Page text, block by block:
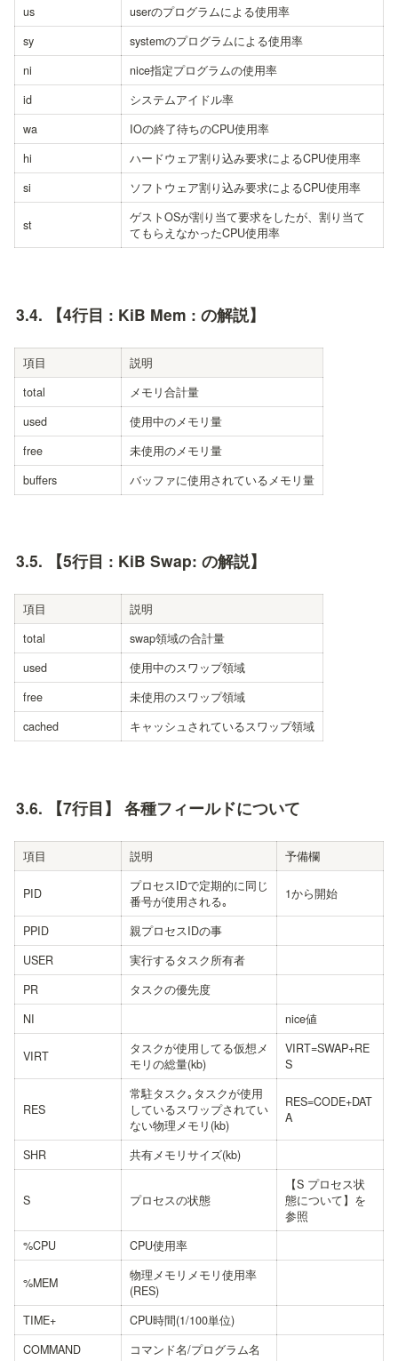
us
userのプログラムによる使用率
sy
systemのプログラムによる使用率
ni
nice指定プログラムの使用率
id
システムアイドル率
wa
IOの終了待ちのCPU使用率
hi
ハードウェア割り込み要求によるCPU使用率
si
ソフトウェア割り込み要求によるCPU使用率
st
ゲストOSが割り当て要求をしたが、割り当て
てもらえなかったCPU使用率
3.4. 【4行目 : KiB Mem : の解説】
項目
説明
total
メモリ合計量
used
使用中のメモリ量
free
未使用のメモリ量
buffers
バッファに使用されているメモリ量
3.5. 【5行目 : KiB Swap: の解説】
項目
説明
total
swap領域の合計量
used
使用中のスワップ領域
free
未使用のスワップ領域
cached
キャッシュされているスワップ領域
3.6. 【7行目】 各種フィールドについて
項目 説明 予備欄
PID
プロセスIDで定期的に同じ
番号が使用される｡
1から開始
PPID
親プロセスIDの事
USER
実行するタスク所有者
PR
タスクの優先度
NI
nice値
VIRT
タスクが使用してる仮想メ
モリの総量(kb)
VIRT=SWAP+RE
S
RES
常駐タスク｡タスクが使用
しているスワップされてい
ない物理メモリ(kb)
RES=CODE+DAT
A
SHR 共有メモリサイズ(kb)
S プロセスの状態
【S プロセス状
態について】を
参照
%CPU
CPU使用率
%MEM
物理メモリメモリ使用率
(RES)
TIME+
CPU時間(1/100単位)
COMMAND
コマンド名/プログラム名